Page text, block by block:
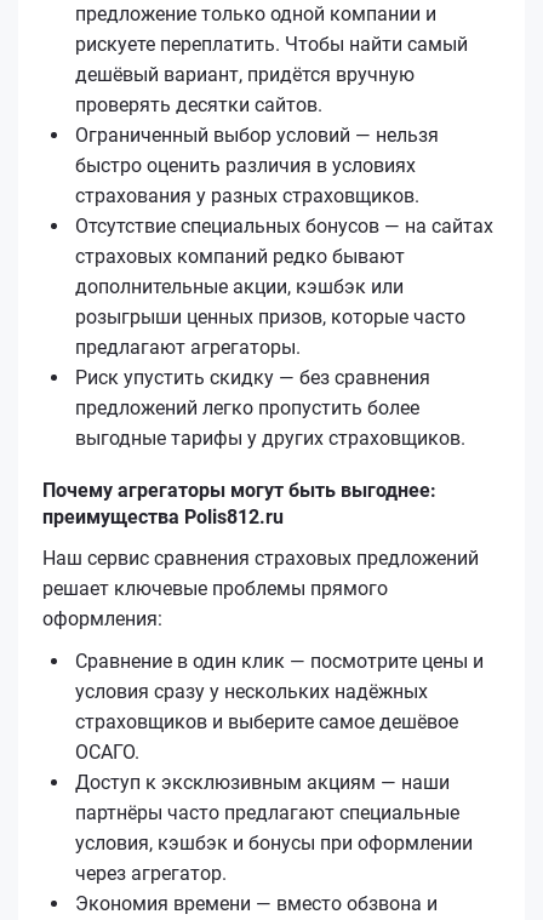
предложение только одной компании и
рискуете переплатить. Чтобы найти самый
дешёвый вариант, придётся вручную
проверять десятки сайтов.
Ограниченный выбор условий — нельзя
быстро оценить различия в условиях
страхования у разных страховщиков.
Отсутствие специальных бонусов — на сайтах
страховых компаний редко бывают
дополнительные акции, кэшбэк или
розыгрыши ценных призов, которые часто
предлагают агрегаторы.
Риск упустить скидку — без сравнения
предложений легко пропустить более
выгодные тарифы у других страховщиков.
Почему агрегаторы могут быть выгоднее:
преимущества Polis812.ru
Наш сервис сравнения страховых предложений
решает ключевые проблемы прямого
оформления:
Сравнение в один клик — посмотрите цены и
условия сразу у нескольких надёжных
страховщиков и выберите самое дешёвое
ОСАГО.
Доступ к эксклюзивным акциям — наши
партнёры часто предлагают специальные
условия, кэшбэк и бонусы при оформлении
через агрегатор.
Экономия времени — вместо обзвона и